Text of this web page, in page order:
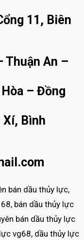
11, Biên
Thuận An –
– Đồng
Xí, Bình
bán dầu thủy lực,
bán dầu thủy lực
bán dầu thủy lực
vg68, dầu thủy lực